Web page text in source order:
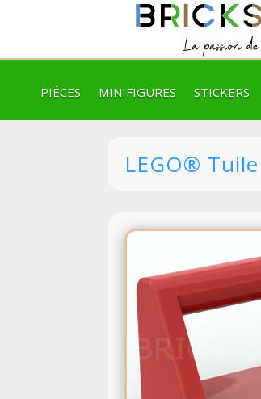
PIÈCES MINIFIGURES STICKERS
LEGO®